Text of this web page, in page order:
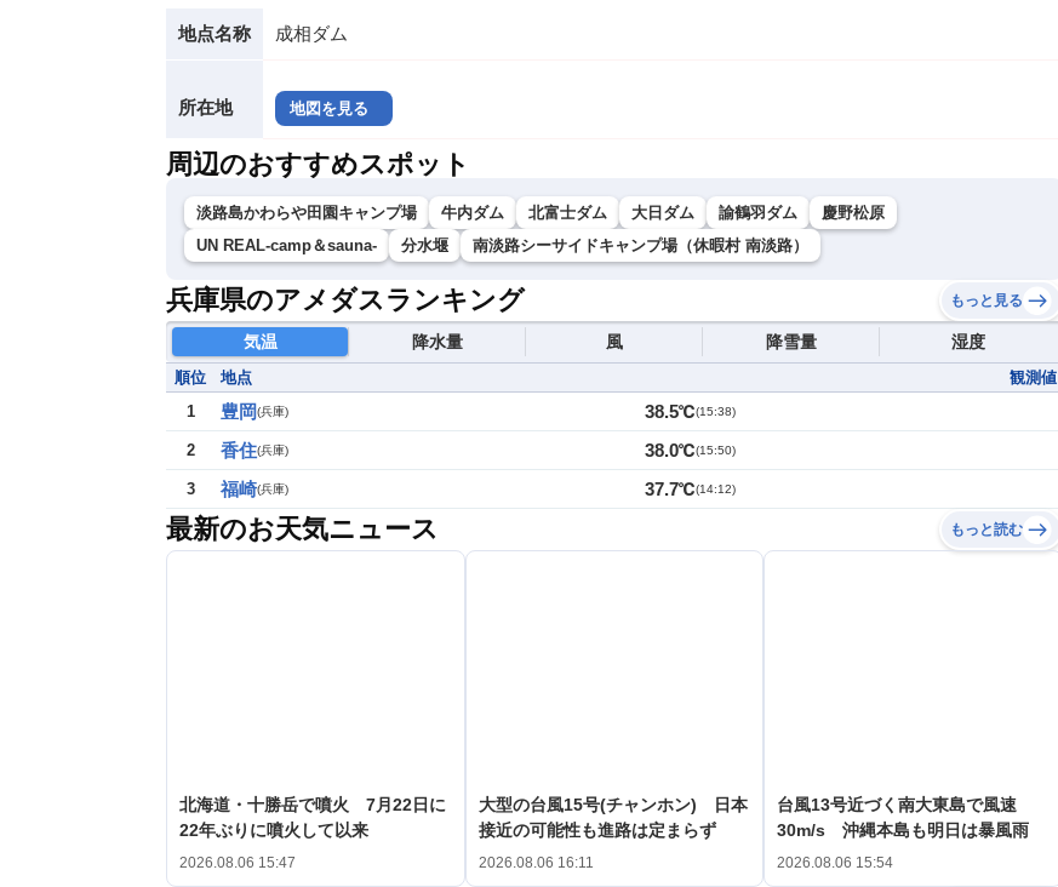
地点名称 成相ダム
所在地 地図を見る
周辺のおすすめスポット
淡路島かわらや田園キャンプ場 牛内ダム 北富士ダム 大日ダム 諭鶴羽ダム
慶野松原
UN REAL-camp＆sauna-
分水堰 南淡路シーサイドキャンプ場（休暇村 南淡路）
兵庫県のアメダスランキング もっと見る
気温 降水量 風 降雪量 湿度
順位 地点
観測値
1
豊岡(兵庫) 38.5℃(15:38)
2 香住(兵庫) 38.0℃(15:50)
3 福崎(兵庫) 37.7℃(14:12)
最新のお天気ニュース もっと読む
北海道・十勝岳で噴火 7月22日に
22年ぶりに噴火して以来
2026.08.06 15:47
大型の台風15号(チャンホン) 日本
接近の可能性も進路は定まらず
2026.08.06 16:11
台風13号近づく南大東島で風速
30m/s 沖縄本島も明日は暴風雨
2026.08.06 15:54